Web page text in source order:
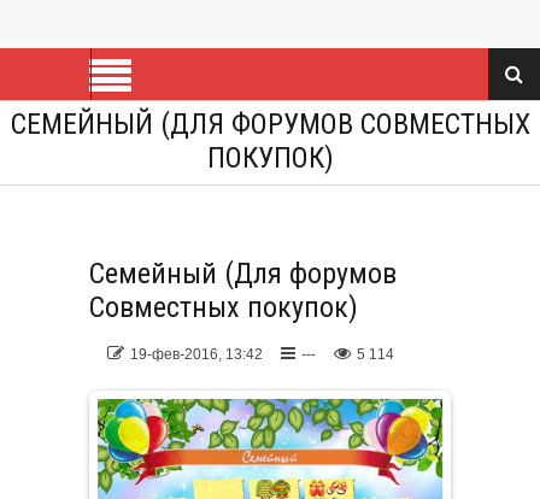
СЕМЕЙНЫЙ (ДЛЯ ФОРУМОВ СОВМЕСТНЫХ
ПОКУПОК)
Семейный (Для форумов
Совместных покупок)
19-фев-2016, 13:42 --- 5 114